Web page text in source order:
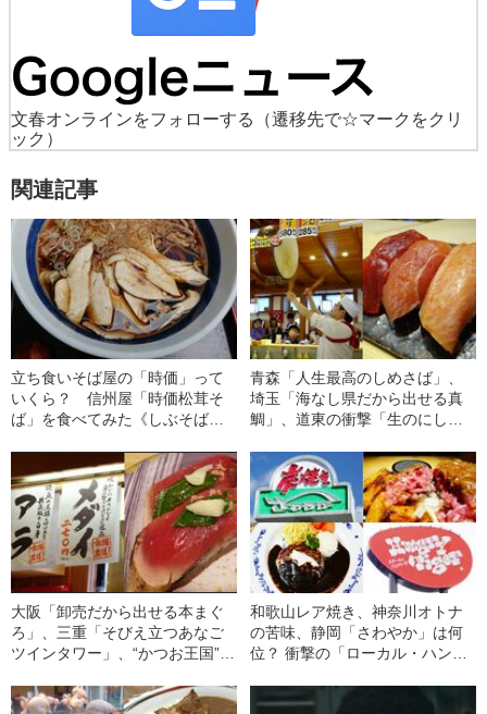
文春オンラインをフォローする
（遷移先で☆マークをクリ
ック）
関連記事
立ち食いそば屋の「時価」って
いくら？ 信州屋「時価松茸そ
ば」を食べてみた《しぶそば、
青森「人生最高のしめさば」、
埼玉「海なし県だから出せる真
鯛」、道東の衝撃「生のにし
チェーンベスト15〈東日本編〉
大阪「卸売だから出せる本まぐ
ろ」、三重「そびえ立つあなご
ツインタワー」、“かつお王国”高
チェーンベスト15〈西日本編〉
和歌山レア焼き、神奈川オトナ
の苦味、静岡「さわやか」は何
位？ 衝撃の「ローカル・ハンバ